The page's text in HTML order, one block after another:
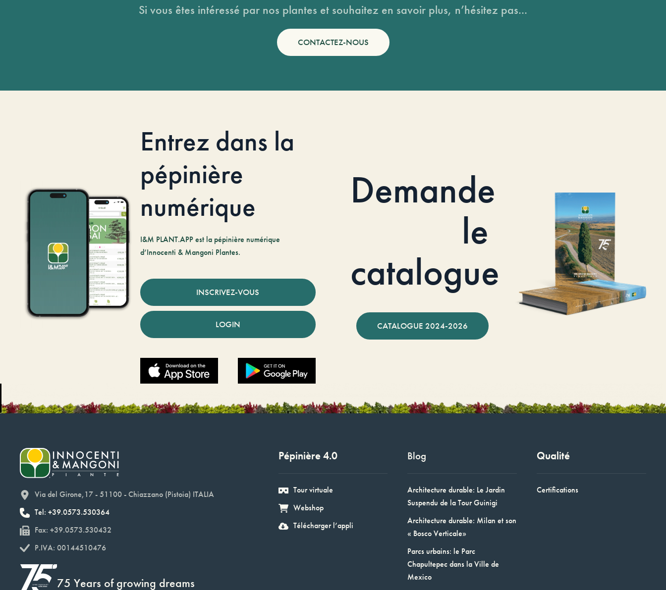
Si vous êtes intéressé par nos plantes et souhaitez en savoir plus, n’hésitez pas...
CONTACTEZ-NOUS
Entrez dans la
pépinière
numérique
I&M PLANT.APP est la pépinière numérique
d’Innocenti & Mangoni Plantes.
INSCRIVEZ-VOUS
LOGIN
Demande
le
catalogue
CATALOGUE 2024-2026
Via del Girone,17 - 51100 - Chiazzano (Pistoia) ITALIA
Tel: +39.0573.530364
Fax: +39.0573.530432
P.IVA: 00144510476
75 Years of growing dreams
Pépinière 4.0
Tour virtuale
Webshop
Télécharger l’appli
Blog
Architecture durable: Le Jardin
Suspendu de la Tour Guinigi
Architecture durable: Milan et son
« Bosco Verticale»
Parcs urbains: le Parc
Chapultepec dans la Ville de
Mexico
Qualité
Certifications